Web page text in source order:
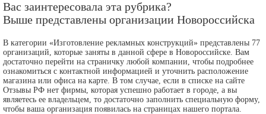
Вас заинтересовала эта рубрика?
Выше представлены организации Новороссийска
В категории «Изготовление рекламных конструкций» представлены 77
организаций, которые заняты в данной сфере в Новороссийске. Вам
достаточно перейти на страничку любой компании, чтобы подробнее
ознакомиться с контактной информацией и уточнить расположение
магазина или офиса на карте. В том случае, если в списке на сайте
Отзывы РФ нет фирмы, которая успешно работает в городе, а вы
являетесь ее владельцем, то достаточно заполнить специальную форму,
чтобы ваша организация появилась на страницах нашего портала.